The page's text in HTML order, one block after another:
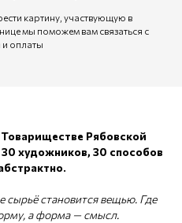
картину, участвующую в
мы поможем вам связаться с
оплаты
Рябовской
художников, 30 способов
сырьё становится вещью. Где
а форма — смысл.